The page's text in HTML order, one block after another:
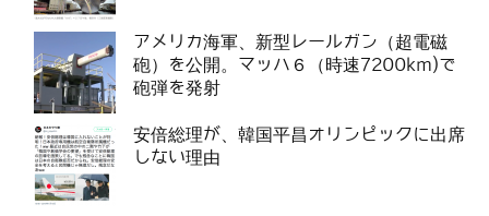
アメリカ海軍、新型レールガン（超電磁
砲）を公開。マッハ６（時速7200km)で
砲弾を発射
安倍総理が、韓国平昌オリンピックに出席
しない理由